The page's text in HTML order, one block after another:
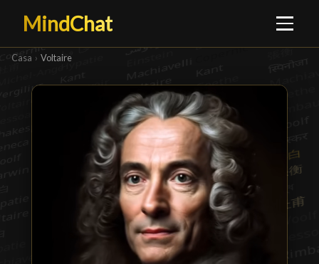
MindChat
Casa › Voltaire